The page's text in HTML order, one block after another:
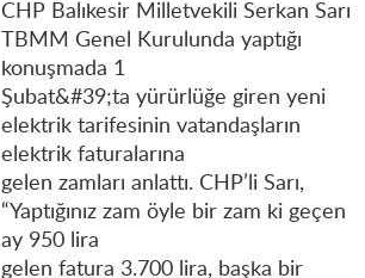
CHP Balıkesir Milletvekili Serkan Sarı
TBMM Genel Kurulunda yaptığı
konuşmada 1
Şubat&#39;ta yürürlüğe giren yeni
elektrik tarifesinin vatandaşların
elektrik faturalarına
gelen zamları anlattı. CHP’li Sarı,
“Yaptığınız zam öyle bir zam ki geçen
ay 950 lira
gelen fatura 3.700 lira, başka bir